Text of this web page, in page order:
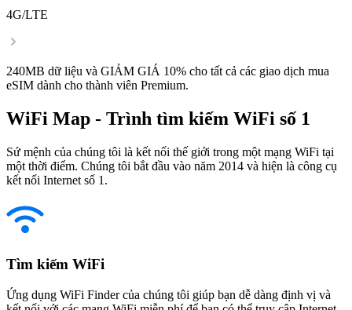
4G/LTE
240MB dữ liệu và GIẢM GIÁ 10% cho tất cả các giao dịch mua
eSIM dành cho thành viên Premium.
WiFi Map - Trình tìm kiếm WiFi số 1
Sứ mệnh của chúng tôi là kết nối thế giới trong một mạng WiFi tại
một thời điểm. Chúng tôi bắt đầu vào năm 2014 và hiện là công cụ
kết nối Internet số 1.
Tìm kiếm WiFi
Ứng dụng WiFi Finder của chúng tôi giúp bạn dễ dàng định vị và